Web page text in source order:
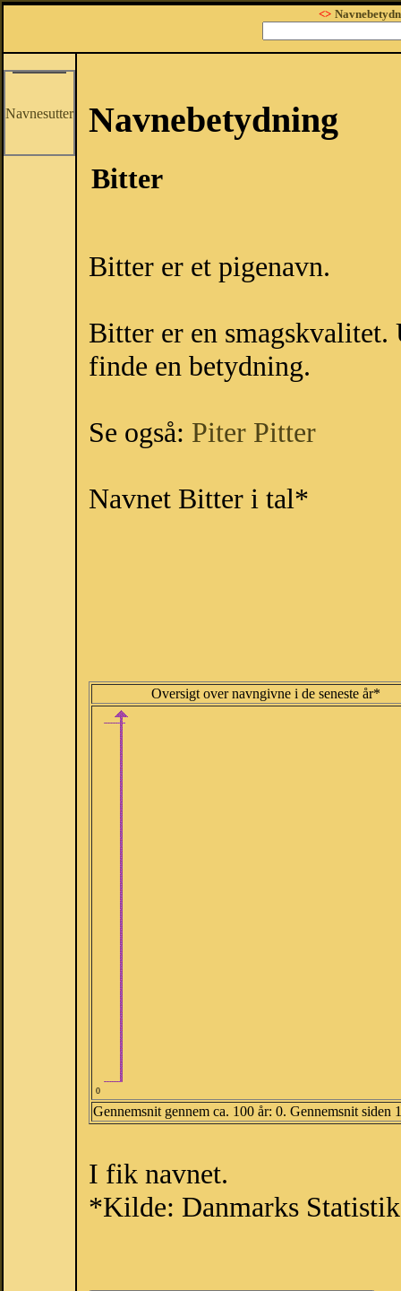
<>
Navnesutter Navnebetydning
Bitter
Bitter er et pigenavn.
Bitter er en
finde en betydning.
Se også: Piter Pitter
Navnet Bitter i tal*
Oversigt over navngivne i de seneste år*
0
Gennemsnit gennem ca. 100 år: 0. Gennemsnit siden
I fik navnet.
*Kilde: Danmarks Statistik